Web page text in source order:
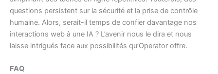
questions persistent sur la sécurité et la prise de contrôle
humaine. Alors, serait-il temps de confier davantage nos
interactions web à une IA ? L’avenir nous le dira et nous
laisse intrigués face aux possibilités qu’Operator offre.
FAQ